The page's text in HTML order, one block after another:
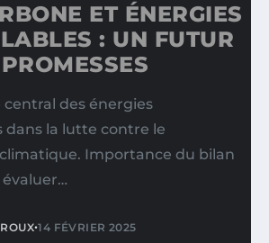
ET ÉNERGIES
: UN FUTUR
central des énergies
dans la lutte contre le
Importance du bilan
•14 FÉVRIER 2025